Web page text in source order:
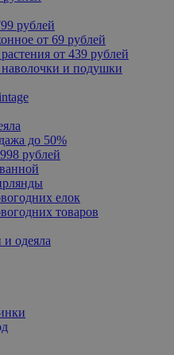
рублей
от 69 рублей
от 439 рублей
и подушки
до 50%
рублей
елок
товаров
одеяла